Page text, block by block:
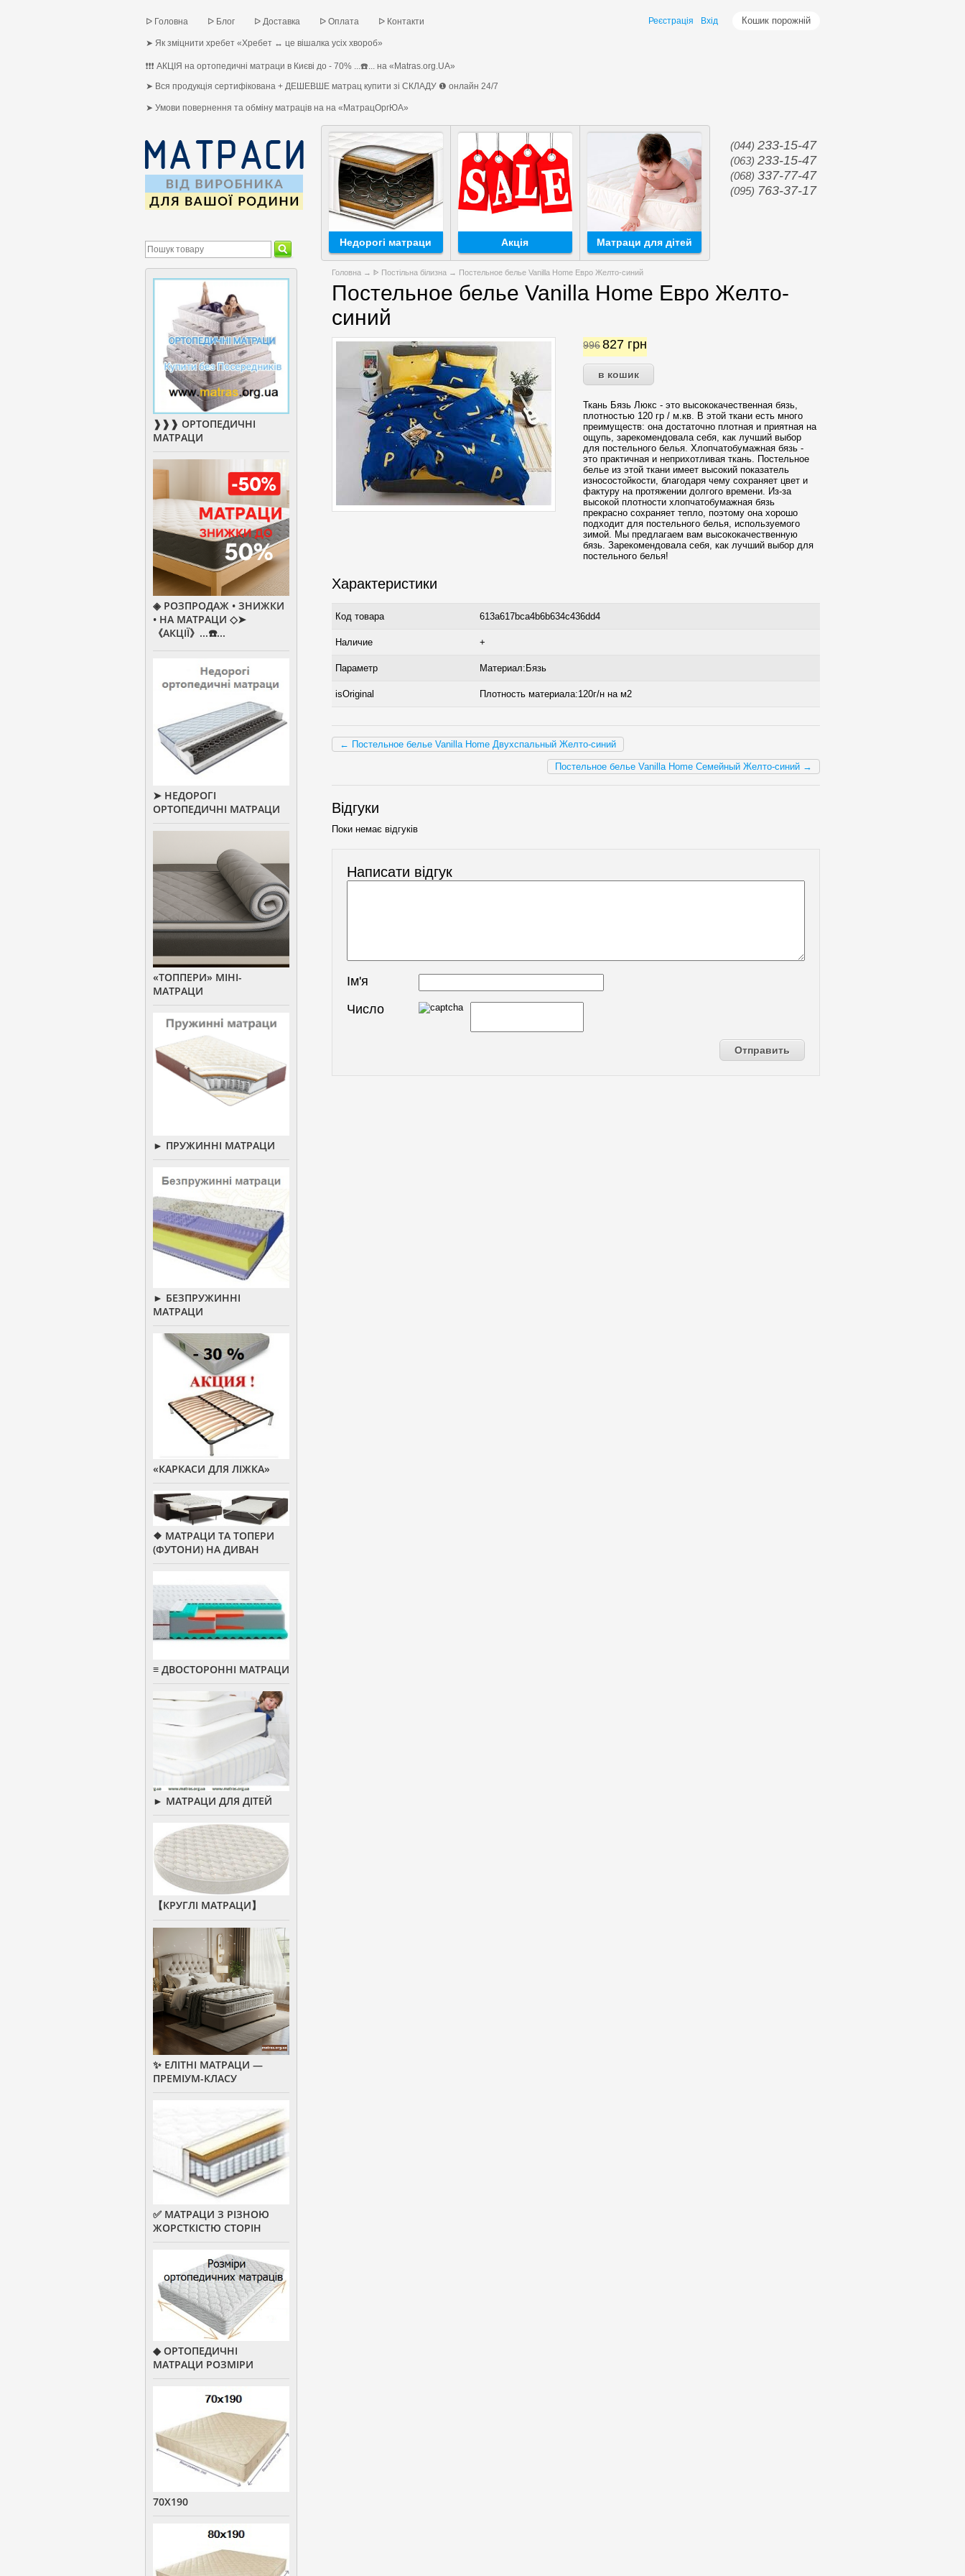
ᐅ Головна ᐅ Блог ᐅ Доставка ᐅ Оплата ᐅ Контакти
➤ Як зміцнити хребет «Хребет ↔ це вішалка усіх хвороб»
❗❗❗ АКЦІЯ на ортопедичні матраци в Києві до - 70% ...☎️... на «Matras.org.UA»
➤ Вся продукція сертифікована + ДЕШЕВШЕ матрац купити зі СКЛАДУ ❶ онлайн 24/7
➤ Умови повернення та обміну матраців на на «МатрацОргЮА»
Кошик порожній
Реєстрація Вхід
(044) 233-15-47
(063) 233-15-47
(068) 337-77-47
(095) 763-37-17
Недорогі матраци Акція Матраци для дітей
Головна → ᐈ Постільна білизна → Постельное белье Vanilla Home Евро Желто-синий
Постельное белье Vanilla Home Евро Желто-
синий
996827 грн
Ткань Бязь Люкс - это высококачественная бязь,
плотностью 120 гр / м.кв. В этой ткани есть много
преимуществ: она достаточно плотная и приятная на
ощупь, зарекомендовала себя, как лучший выбор
для постельного белья. Хлопчатобумажная бязь -
это практичная и неприхотливая ткань. Постельное
белье из этой ткани имеет высокий показатель
износостойкости, благодаря чему сохраняет цвет и
фактуру на протяжении долгого времени. Из-за
высокой плотности хлопчатобумажная бязь
прекрасно сохраняет тепло, поэтому она хорошо
подходит для постельного белья, используемого
зимой. Мы предлагаем вам высококачественную
бязь. Зарекомендовала себя, как лучший выбор для
постельного белья!
Характеристики
Код товара 613a617bca4b6b634c436dd4
Наличие +
Параметр Материал:Бязь
isOriginal Плотность материала:120г/н на м2
← Постельное белье Vanilla Home Двухспальный Желто-синий
Постельное белье Vanilla Home Семейный Желто-синий →
Відгуки
Поки немає відгуків
Написати відгук
Ім'я
Число
❱❱❱ ОРТОПЕДИЧНІ
МАТРАЦИ
◈ РОЗПРОДАЖ • ЗНИЖКИ
• НА МАТРАЦИ ◇➤
《АКЦІЇ》...☎️...
➤ НЕДОРОГІ
ОРТОПЕДИЧНІ МАТРАЦИ
«ТОППЕРИ» МІНІ-
МАТРАЦИ
► ПРУЖИННІ МАТРАЦИ
► БЕЗПРУЖИННІ
МАТРАЦИ
«КАРКАСИ ДЛЯ ЛІЖКА»
❖ МАТРАЦИ ТА ТОПЕРИ
(ФУТОНИ) НА ДИВАН
≡ ДВОСТОРОННІ МАТРАЦИ
► МАТРАЦИ ДЛЯ ДІТЕЙ
【КРУГЛІ МАТРАЦИ】
✨ ЕЛІТНІ МАТРАЦИ —
ПРЕМІУМ-КЛАСУ
✅ МАТРАЦИ З РІЗНОЮ
ЖОРСТКІСТЮ СТОРІН
◆ ОРТОПЕДИЧНІ
МАТРАЦИ РОЗМІРИ
70Х190